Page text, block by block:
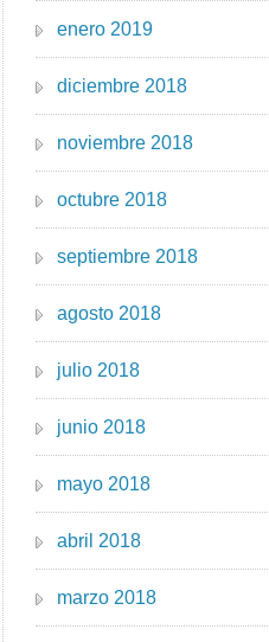
enero 2019
diciembre 2018
noviembre 2018
octubre 2018
septiembre 2018
agosto 2018
julio 2018
junio 2018
mayo 2018
abril 2018
marzo 2018